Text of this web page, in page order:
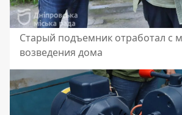
Старый подъемник отработал с
возведения дома